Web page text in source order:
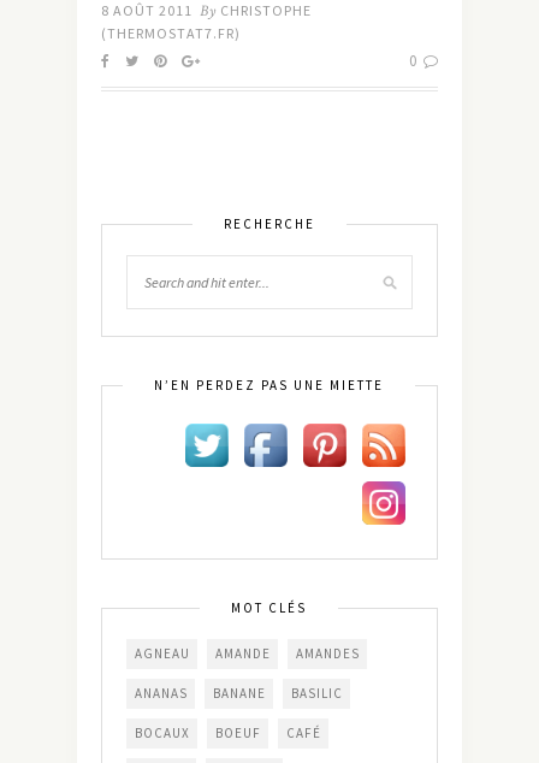
8 AOÛT 2011 By CHRISTOPHE
(THERMOSTAT7.FR)
0
RECHERCHE
N’EN PERDEZ PAS UNE MIETTE
MOT CLÉS
AGNEAU AMANDE AMANDES
ANANAS BANANE BASILIC
BOCAUX BOEUF CAFÉ